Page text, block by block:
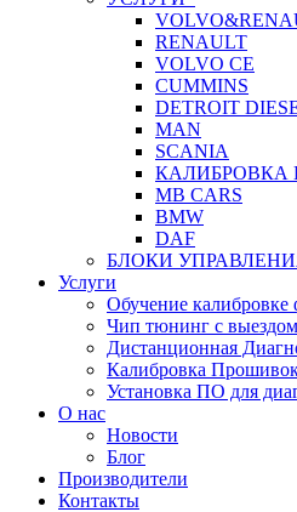
RENAULT
VOLVO CE
CUMMINS
DETROIT
MAN
SCANIA
КАЛИБРОВКА
MB CARS
BMW
DAF
БЛОКИ
Услуги
Обучение
Чип тюнинг с выездом
Дистанционная
Калибровка
Установка ПО для
О нас
Новости
Блог
Производители
Контакты